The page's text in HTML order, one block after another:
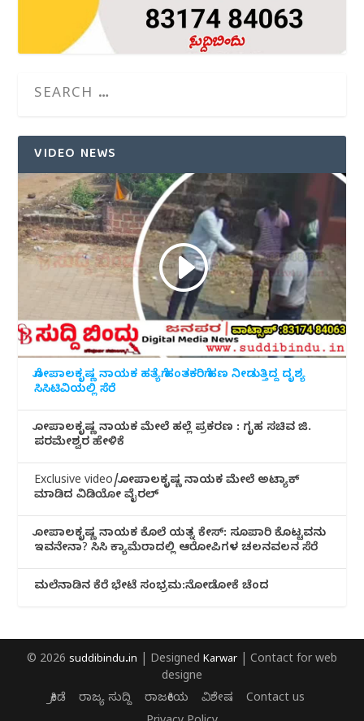
VIDEO NEWS
ಗೋಪಾಲಕೃಷ್ಣ ನಾಯಕ ಹತ್ಯೆಗೆ ಹಂತಕರಿಗೆ ಹಣ ನೀಡುತ್ತಿದ್ದ ದೃಶ್ಯ
ಸಿಸಿಟಿವಿಯಲ್ಲಿ ಸೆರೆ
ಗೋಪಾಲಕೃಷ್ಣ ನಾಯಕ ಮೇಲೆ ಹಲ್ಲೆ ಪ್ರಕರಣ : ಗೃಹ ಸಚಿವ ಜಿ.
ಪರಮೇಶ್ವರ ಹೇಳಿಕೆ
Exclusive video/ಗೋಪಾಲಕೃಷ್ಣ ನಾಯಕ ಮೇಲೆ ಅಟ್ಯಾಕ್
ಮಾಡಿದ ವಿಡಿಯೋ ವೈರಲ್
ಗೋಪಾಲಕೃಷ್ಣ ನಾಯಕ ಕೊಲೆ ಯತ್ನ ಕೇಸ್: ಸೂಪಾರಿ ಕೊಟ್ಟವನು
ಇವನೇನಾ? ಸಿಸಿ ಕ್ಯಾಮೆರಾದಲ್ಲಿ ಆರೋಪಿಗಳ ಚಲನವಲನ ಸೆರೆ
ಮಲೆನಾಡಿ‌ನ ಕೆರೆ ಭೇಟೆ ಸಂಭ್ರಮ:ನೋಡೋಕೆ ಚೆಂದ
© 2026 suddibindu.in | Designed Karwar | Contact for web
designe
ಕ್ರೀಡೆ
ರಾಜ್ಯ ಸುದ್ದಿ ರಾಜಕೀಯ ವಿಶೇಷ
Contact us